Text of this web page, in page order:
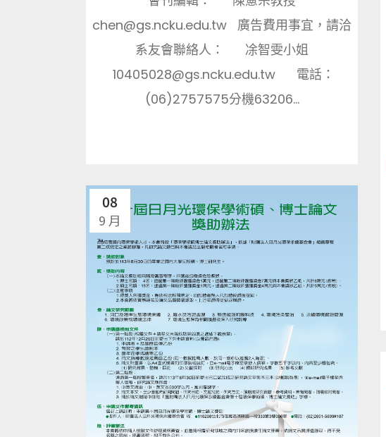
chen@gs.ncku.edu.tw 廣告費用事宜，請洽
系友會聯絡人： 凃智雯小姐
10405028@gs.ncku.edu.tw 電話：
(06)2757575分機63206...
08
9 月